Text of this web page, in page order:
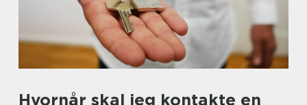
Hvornår skal jeg kontakte en